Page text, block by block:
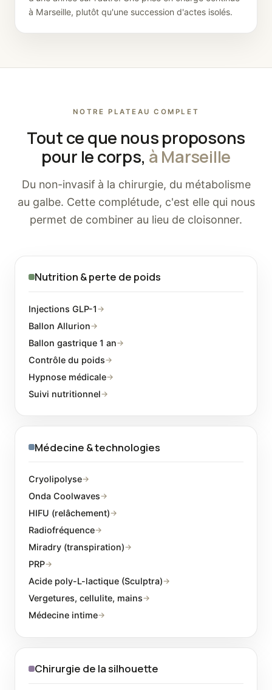
à Marseille, plutôt qu'une succession d'actes isolés.
NOTRE PLATEAU COMPLET
Tout ce que nous proposons
pour le corps, à Marseille
Du non-invasif à la chirurgie, du métabolisme
au galbe. Cette complétude, c'est elle qui nous
permet de combiner au lieu de cloisonner.
Nutrition & perte de poids
Injections GLP-1 →
Ballon Allurion→
Ballon gastrique 1 an→
Contrôle du poids→
Hypnose médicale→
Suivi nutritionnel→
Médecine & technologies
Cryolipolyse→
Onda Coolwaves→
HIFU (relâchement)→
Radiofréquence→
Miradry (transpiration)→
PRP→
Acide poly-L-lactique (Sculptra)→
Vergetures, cellulite, mains→
Médecine intime→
Chirurgie de la silhouette